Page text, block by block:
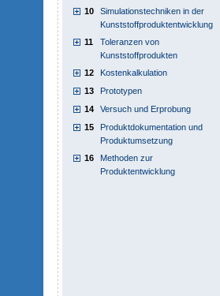
10
Simulationstechniken in der
Kunststoffproduktentwicklung
11
Toleranzen von
Kunststoffprodukten
12 Kostenkalkulation
13 Prototypen
14 Versuch und Erprobung
15
Produktdokumentation und
Produktumsetzung
16
Methoden zur
Produktentwicklung